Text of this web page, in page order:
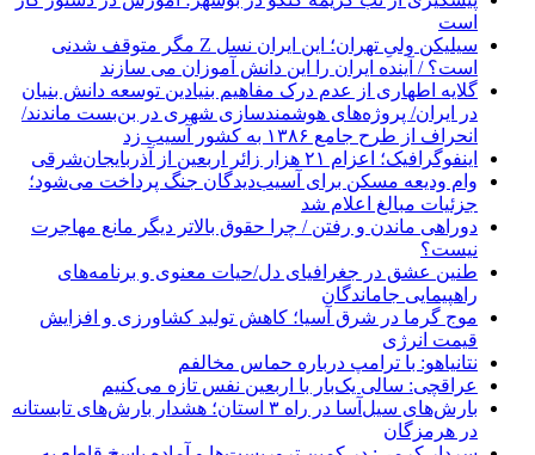
است
سیلیکن ولیِ تهران؛ این ایران نسل Z مگر متوقف شدنی
است؟ / آینده ایران را این دانش آموزان می سازند
گلایه اطهاری از عدم درک مفاهیم بنیادین توسعه دانش بنیان
در ایران/ پروژه‌های هوشمندسازی شهری در بن‌بست ماندند/
انحراف از طرح جامع ۱۳۸۶ به کشور آسیب زد
اینفوگرافیک؛ اعزام ۲۱ هزار زائر اربعین از آذربایجان‌شرقی
وام ودیعه مسکن برای آسیب‌دیدگان جنگ پرداخت می‌شود؛
جزئیات مبالغ اعلام شد
دوراهی ماندن و رفتن / چرا حقوق بالاتر دیگر مانع مهاجرت
نیست؟
طنین عشق در جغرافیای دل/حیات معنوی و برنامه‌های
راهپیمایی جاماندگان
موج گرما در شرق آسیا؛ کاهش تولید کشاورزی و افزایش
قیمت انرژی
نتانیاهو: با ترامپ درباره حماس مخالفم
عراقچی: سالی یک‌بار با اربعین نفس تازه می‌کنیم
بارش‌های سیل‌آسا در راه ۳ استان؛ هشدار بارش‌های تابستانه
در هرمزگان